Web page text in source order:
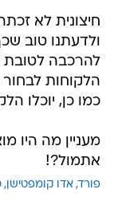
ולדעתנו טוב
להרכבה לטובת
הלקוחות לבחור
כמו כן, יוכלו
מעניין מה היו
אתמול?!
פורד אדו קומפטישן